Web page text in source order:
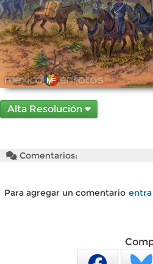
Alta Resolución
Comentarios:
Para agregar un comentario